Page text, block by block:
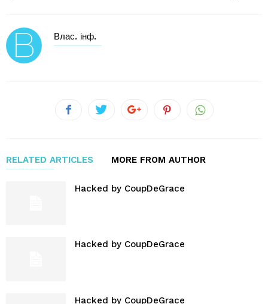
Влас. інф.
RELATED ARTICLES MORE FROM AUTHOR
Hacked by CoupDeGrace
Hacked by CoupDeGrace
Hacked by CoupDeGrace